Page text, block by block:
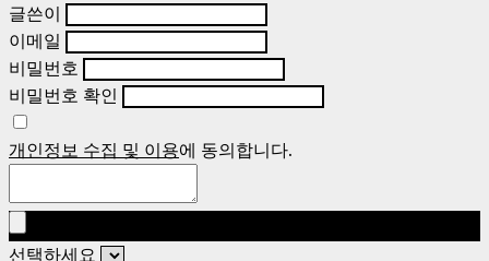
글쓴이
이메일
비밀번호
비밀번호 확인
개인정보 수집 및 이용에 동의합니다.
선택하세요